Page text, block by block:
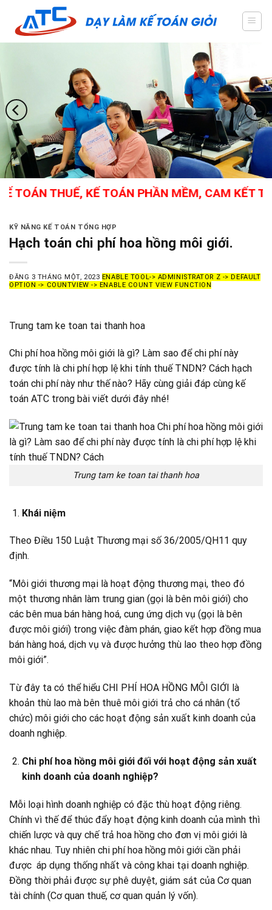
content
THUẾ, KẾ TOÁN PHẦN MỀM, CAM KẾT THÀNH
KỸ NĂNG KẾ TOÁN TỔNG HỢP
Hạch toán chi phí hoa hồng môi giới.
ĐĂNG 3 THÁNG MỘT, 2023 ENABLE TOOL-> ADMINISTRATOR Z -> DEFAULT
OPTION -> COUNTVIEW -> ENABLE COUNT VIEW FUNCTION
Trung tam ke toan tai thanh hoa
Chi phí hoa hồng môi giới là gì? Làm sao để chi phí này
được tính là chi phí hợp lệ khi tính thuế TNDN? Cách hạch
toán chi phí này như thế nào? Hãy cùng giải đáp cùng kế
toán ATC trong bài viết dưới đây nhé!
Trung tam ke toan tai thanh hoa
Khái niệm
Theo Điều 150 Luật Thương mại số 36/2005/QH11 quy
định.
“Môi giới thương mại là hoạt động thương mại, theo đó
một thương nhân làm trung gian (gọi là bên môi giới) cho
các bên mua bán hàng hoá, cung ứng dịch vụ (gọi là bên
được môi giới) trong việc đàm phán, giao kết hợp đồng mua
bán hàng hoá, dịch vụ và được hưởng thù lao theo hợp đồng
môi giới”.
Từ đây ta có thể hiểu CHI PHÍ HOA HỒNG MÔI GIỚI là
khoản thù lao mà bên thuê môi giới trả cho cá nhân (tổ
chức) môi giới cho các hoạt động sản xuất kinh doanh của
doanh nghiệp.
Chi phí hoa hồng môi giới đối với hoạt động sản xuất
kinh doanh của doanh nghiệp?
Mỗi loại hình doanh nghiệp có đặc thù hoạt động riêng.
Chính vì thế để thúc đẩy hoạt động kinh doanh của mình thì
chiến lược và quy chế trả hoa hồng cho đơn vị môi giới là
khác nhau. Tuy nhiên chi phí hoa hồng môi giới cần phải
được áp dụng thống nhất và công khai tại doanh nghiệp.
Đồng thời phải được sự phê duyệt, giám sát của Cơ quan
tài chính (Cơ quan thuế, cơ quan quản lý vốn).